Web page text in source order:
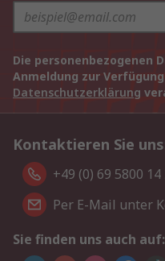
Die personenbezogenen
Anmeldung zur
Datenschutzerklärung
Kontaktieren Sie
+49 (0) 69 5800 14
Per E-Mail unter
Sie finden uns auch auf: